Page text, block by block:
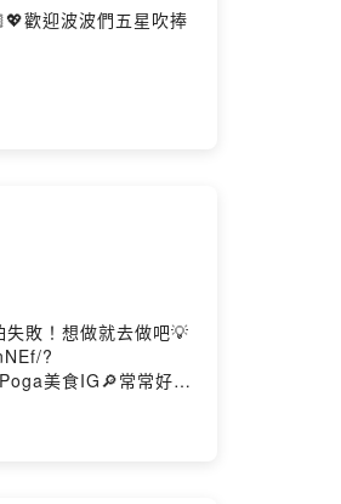
歡迎波波們五星吹捧
敗！想做就去做吧💡
?
美食IG🔎常常好